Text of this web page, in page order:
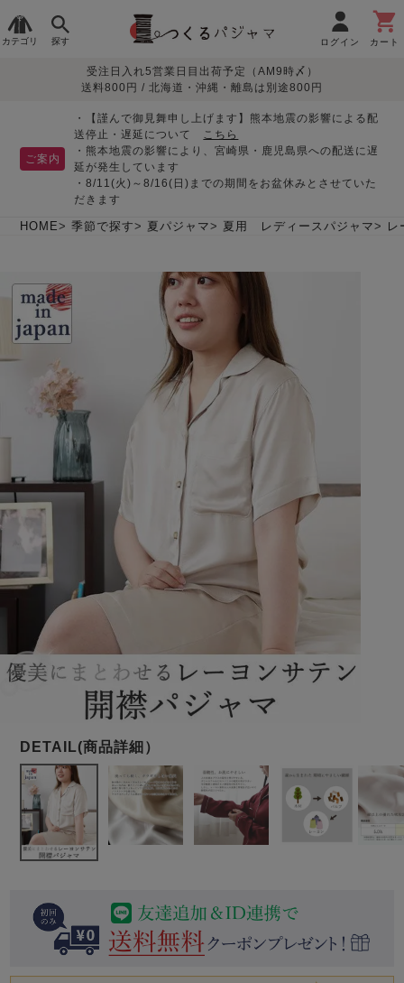
カテゴリ 探す ログイン カート
レディースパジャマ
春 夏 秋
メンズパジャマ
春 夏 秋 冬
ガールズパジャマ
春 夏 冬
生地で
さがす
オーガニック素材 ガーゼ
サッカー/ちぢみ 楊
ニット/ストレッチ 起毛/フランネル
柄物
売れ筋ランキング
すべての生地一覧はこちら
目的別で
さがす
敏感肌用
パジャマ
入院・介護
胸が目立たない
マタニティ
パジャマ
ペアで
そろえたい
体型別におすすめパジ
ャマ
年齢別におすすめパジ
インナーウェア 生活雑貨 カタログギフト
売れ筋ランキング
- Item Ranking -
- New Arrival -
目的別でさがす一覧はこちら
デザインで
さがす
パジャマ
前開き かぶり
胸がすけない
上着単品
ズボン単品
すべてのメン
ズ
パジャマ
長袖
前開き かぶり スリーパー
作務衣
ーブ
上着単品
夏パジャマ特集 つくるパジャマとは
お支払い・送料・配送
について
返品・交換について
会社概要 お買い物ガイド
SDGsの取り組み
受注日入れ5営業日目出荷予定（AM9時〆）
送料800円 / 北海道・沖縄・離島は別途800円
ご案内
・【謹んで御見舞申し上げます】熊本地震の影響による配
送停止・遅延について こちら
・熊本地震の影響により、宮崎県・鹿児島県への配送に遅
延が発生しています
・8/11(火)～8/16(日)までの期間をお盆休みとさせていた
だきます
HOME 季節で探す 夏パジャマ 夏用 レディースパジャマ レ